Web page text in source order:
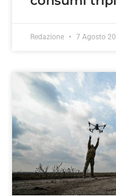
Redazione 7 Agosto